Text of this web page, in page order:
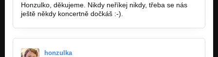
Honzulko, děkujeme. Nikdy neříkej nikdy, třeba se nás
ještě někdy koncertně dočkáš :-).
honzulka